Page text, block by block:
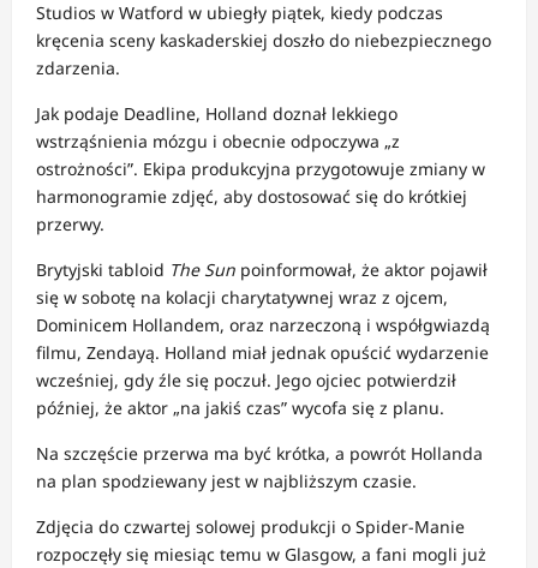
Studios w Watford w ubiegły piątek, kiedy podczas
kręcenia sceny kaskaderskiej doszło do niebezpiecznego
zdarzenia.
Jak podaje Deadline, Holland doznał lekkiego
wstrząśnienia mózgu i obecnie odpoczywa „z
ostrożności”. Ekipa produkcyjna przygotowuje zmiany w
harmonogramie zdjęć, aby dostosować się do krótkiej
przerwy.
Brytyjski tabloid The Sun poinformował, że aktor pojawił
się w sobotę na kolacji charytatywnej wraz z ojcem,
Dominicem Hollandem, oraz narzeczoną i współgwiazdą
filmu, Zendayą. Holland miał jednak opuścić wydarzenie
wcześniej, gdy źle się poczuł. Jego ojciec potwierdził
później, że aktor „na jakiś czas” wycofa się z planu.
Na szczęście przerwa ma być krótka, a powrót Hollanda
na plan spodziewany jest w najbliższym czasie.
Zdjęcia do czwartej solowej produkcji o Spider-Manie
rozpoczęły się miesiąc temu w Glasgow, a fani mogli już